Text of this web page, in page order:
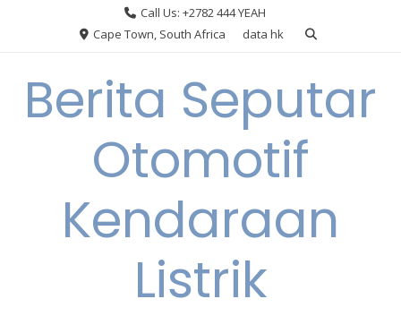
Call Us: +2782 444 YEAH
Cape Town, South Africa
data hk
Berita Seputar
Otomotif
Kendaraan
Listrik